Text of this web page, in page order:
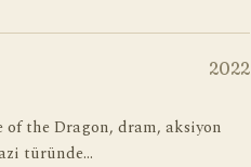
2022
of the Dragon, dram, aksiyon
türünde…